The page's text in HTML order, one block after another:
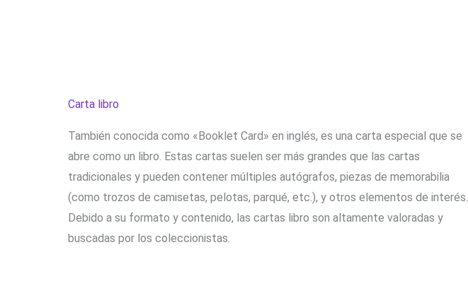
Carta libro
También conocida como «Booklet Card» en inglés, es una carta especial que se
abre como un libro. Estas cartas suelen ser más grandes que las cartas
tradicionales y pueden contener múltiples autógrafos, piezas de memorabilia
(como trozos de camisetas, pelotas, parqué, etc.), y otros elementos de interés.
Debido a su formato y contenido, las cartas libro son altamente valoradas y
buscadas por los coleccionistas.